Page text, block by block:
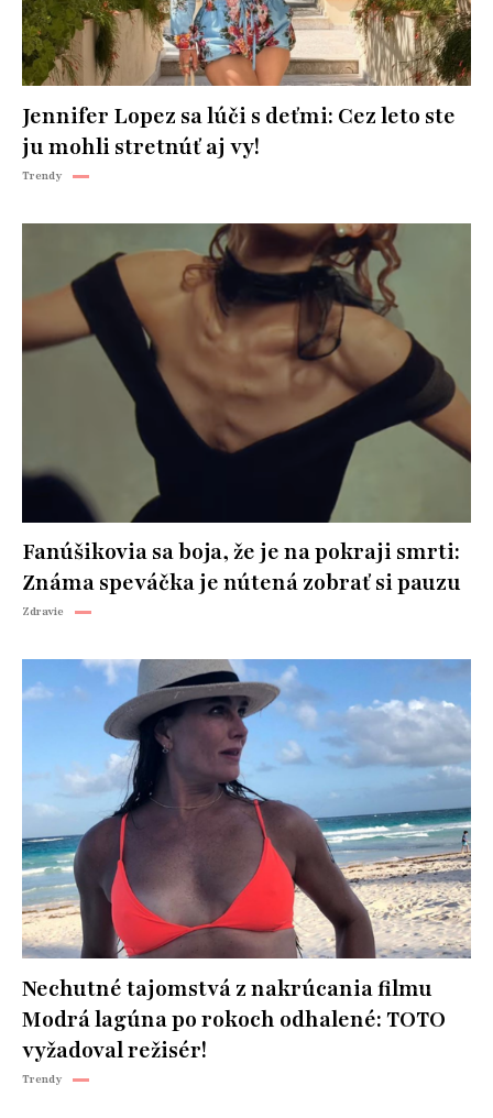
Jennifer Lopez sa lúči s deťmi: Cez leto ste
ju mohli stretnúť aj vy!
Trendy
Fanúšikovia sa boja, že je na pokraji smrti:
Známa speváčka je nútená zobrať si pauzu
Zdravie
Nechutné tajomstvá z nakrúcania filmu
Modrá lagúna po rokoch odhalené: TOTO
vyžadoval režisér!
Trendy